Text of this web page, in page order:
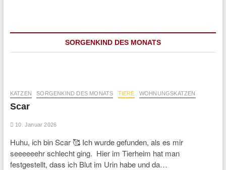
SORGENKIND DES MONATS
KATZEN SORGENKIND DES MONATS TIERE WOHNUNGSKATZEN
Scar
10. Januar 2026
Huhu, ich bin Scar 🥰 Ich wurde gefunden, als es mir
seeeeeehr schlecht ging. Hier im Tierheim hat man
festgestellt, dass ich Blut im Urin habe und da…